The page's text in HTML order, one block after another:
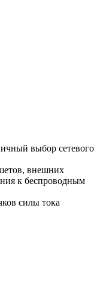
выбор сетевого
внешних
к беспроводным
силы тока